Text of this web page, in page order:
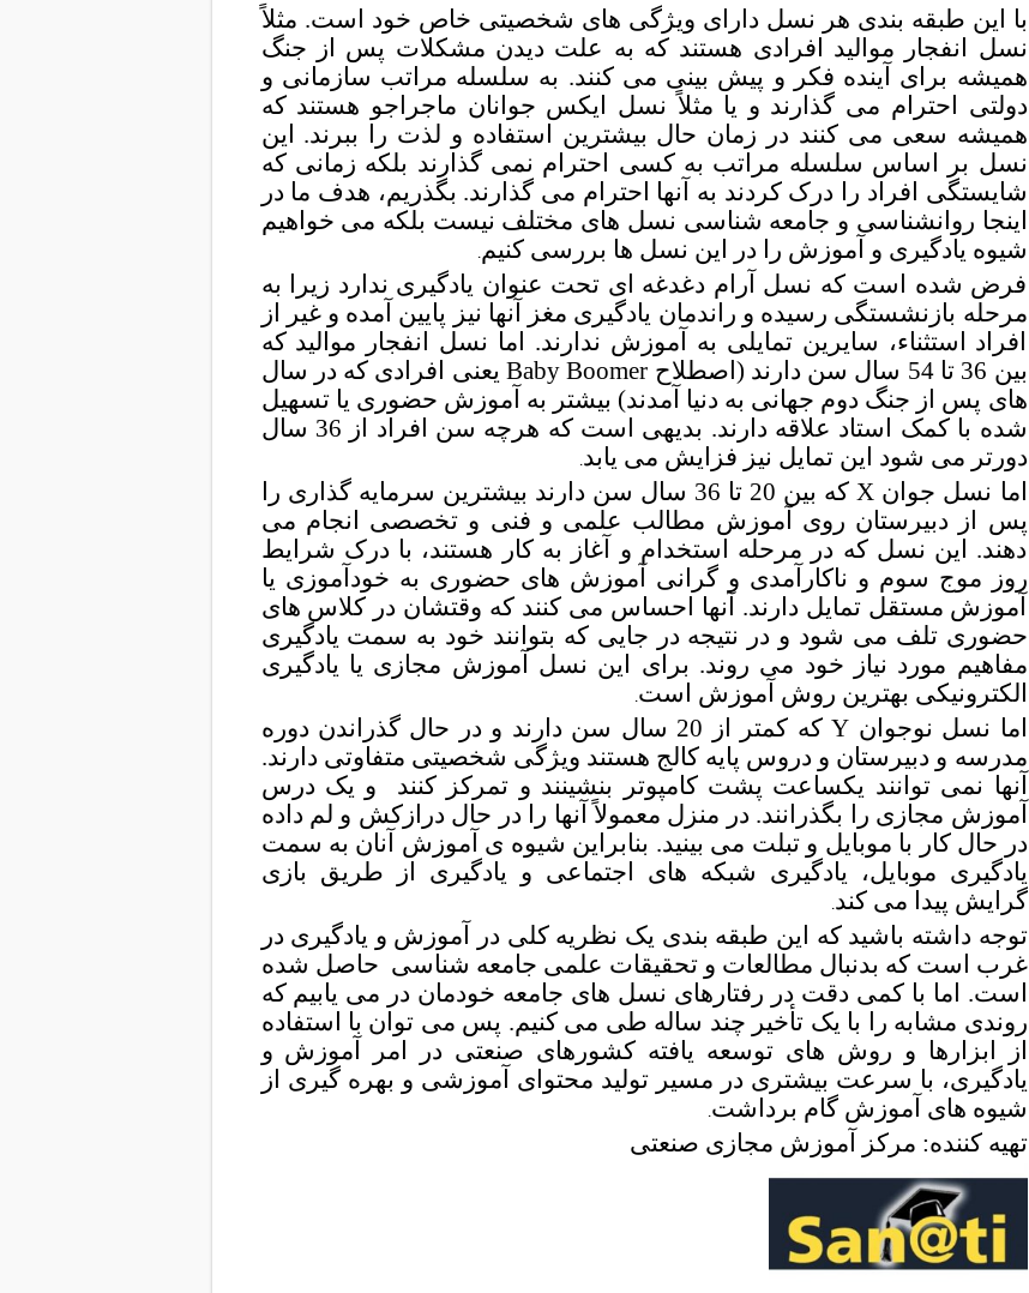
با این طبقه بندی هر نسل دارای ویژگی های شخصیتی خاص خود است. مثلاً
نسل انفجار موالید افرادی هستند که به علت دیدن مشکلات پس از
جنگ
همیشه برای آینده فکر و پیش بینی می کنند. به سلسله مراتب سازمانی و
دولتی احترام می گذارند و یا مثلاً نسل ایکس جوانان ماجراجو هستند که
همیشه سعی می کنند در زمان حال بیشترین استفاده و لذت را ببرند. این
نسل بر اساس سلسله مراتب به کسی احترام نمی گذارند بلکه زمانی که
شایستگی افراد را درک کردند به آنها احترام می گذارند. بگذریم، هدف ما در
اینجا روانشناسی و جامعه شناسی نسل های مختلف نیست بلکه می خواهیم
شیوه یادگیری و آموزش را در این نسل ها بررسی کنیم.
فرض شده است که نسل آرام دغدغه ای تحت عنوان یادگیری ندارد زیرا به
مرحله بازنشستگی رسیده و راندمان یادگیری مغز
آنها نیز پایین آمده و غیر از
افراد استثناء، سایرین تمایلی به آموزش ندارند. اما نسل انفجار موالید که
بین 36 تا 54 سال سن دارند (اصطلاح Baby Boomer یعنی افرادی که در سال
های پس از جنگ دوم جهانی به دنیا آمدند) بیشتر به آموزش حضوری یا تسهیل
شده با کمک استاد علاقه دارند. بدیهی است که هرچه سن افراد
از 36 سال
دورتر می شود این تمایل نیز فزایش می یابد.
اما نسل جوان X که بین 20 تا 36 سال سن دارند بیشترین سرمایه گذاری را
پس از دبیرستان روی آموزش مطالب علمی و فنی و تخصصی انجام می
دهند. این نسل که در مرحله استخدام و آغاز به کار هستند، با درک شرایط
روز موج سوم و ناکارآمدی و گرانی آموزش های حضوری به خودآموزی یا
آموزش مستقل تمایل دارند. آنها احساس می کنند که وقتشان در کلاس های
حضوری تلف می شود و در نتیجه در جایی که بتوانند خود به سمت یادگیری
مفاهیم مورد نیاز خود می روند. برای این نسل آموزش مجازی یا یادگیری
الکترونیکی بهترین روش آموزش است.
اما نسل نوجوان Y که کمتر از 20 سال سن دارند و در حال گذراندن دوره
مدرسه و دبیرستان و دروس پایه کالج هستند ویژگی شخصیتی متفاوتی دارند.
آنها نمی توانند یکساعت پشت کامپوتر بنشینند و تمرکز کنند
و یک درس
آموزش مجازی را بگذرانند. در منزل معمولاً آنها را در حال درازکش و لم داده
در حال کار با موبایل و تبلت می بینید. بنابراین شیوه ی آموزش آنان به سمت
یادگیری موبایل، یادگیری شبکه های اجتماعی و یادگیری از طریق بازی
گرایش پیدا می کند.
توجه داشته باشید که این طبقه بندی یک نظریه کلی در آموزش و یادگیری در
غرب است که بدنبال مطالعات و تحقیقات علمی جامعه شناسی حاصل شده
است. اما با کمی دقت در رفتارهای نسل های جامعه خودمان در می یابیم که
روندی مشابه را با یک تأخیر چند ساله طی می کنیم. پس می توان با استفاده
از ابزارها و روش های توسعه یافته کشورهای صنعتی در امر آموزش و
یادگیری، با سرعت بیشتری در مسیر تولید محتوای آموزشی و بهره گیری از
شیوه های آموزش گام برداشت.
تهیه کننده: مرکز آموزش مجازی صنعتی